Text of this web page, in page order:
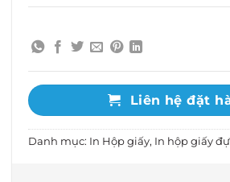
Liên hệ đặt
Danh mục: In Hộp giấy, In hộp giấy